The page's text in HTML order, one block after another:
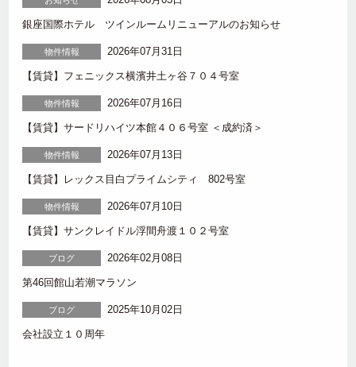
銀座国際ホテル ツインルームリニューアルのお知らせ
物件情報 2026年07月31日
【賃貸】フェニックス横濱井土ヶ谷７０４号室
物件情報 2026年07月16日
【賃貸】サードリハイツ本館４０６号室 ＜成約済＞
物件情報 2026年07月13日
【賃貸】レックス目白プライムシティ 802号室
物件情報 2026年07月10日
【賃貸】サンクレイドル浮間舟渡１０２号室
ブログ 2026年02月08日
第46回館山若潮マラソン
ブログ 2025年10月02日
会社設立１０周年